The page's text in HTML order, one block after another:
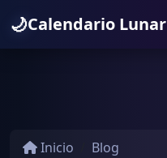
🌙Calendario Lunar
Inicio
Blog